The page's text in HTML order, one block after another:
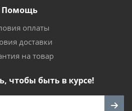
Помощь
оплаты
доставки
на товар
чтобы быть в курсе!